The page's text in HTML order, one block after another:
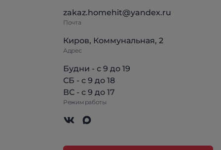
zakaz.homehit@yandex.ru
Почта
Киров, Коммунальная, 2
Адрес
Будни - с 9 до 19
СБ - с 9 до 18
ВС - с 9 до 17
Режим работы